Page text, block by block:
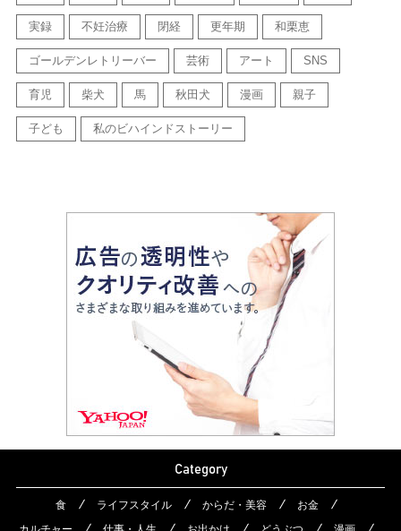
実録 不妊治療 閉経 更年期 和栗恵
ゴールデンレトリーバー 芸術 アート SNS
育児 柴犬 馬 秋田犬 漫画 親子
子ども 私のビハインドストーリー
Category
食 ライフスタイル からだ・美容
お金